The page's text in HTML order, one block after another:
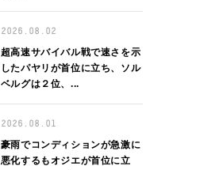
2026.08.02
超高速サバイバル戦で速さを示
したパヤリが首位に立ち、ソル
ベルグは２位、...
2026.08.01
豪雨でコンディションが急激に
悪化するもオジエが首位に立